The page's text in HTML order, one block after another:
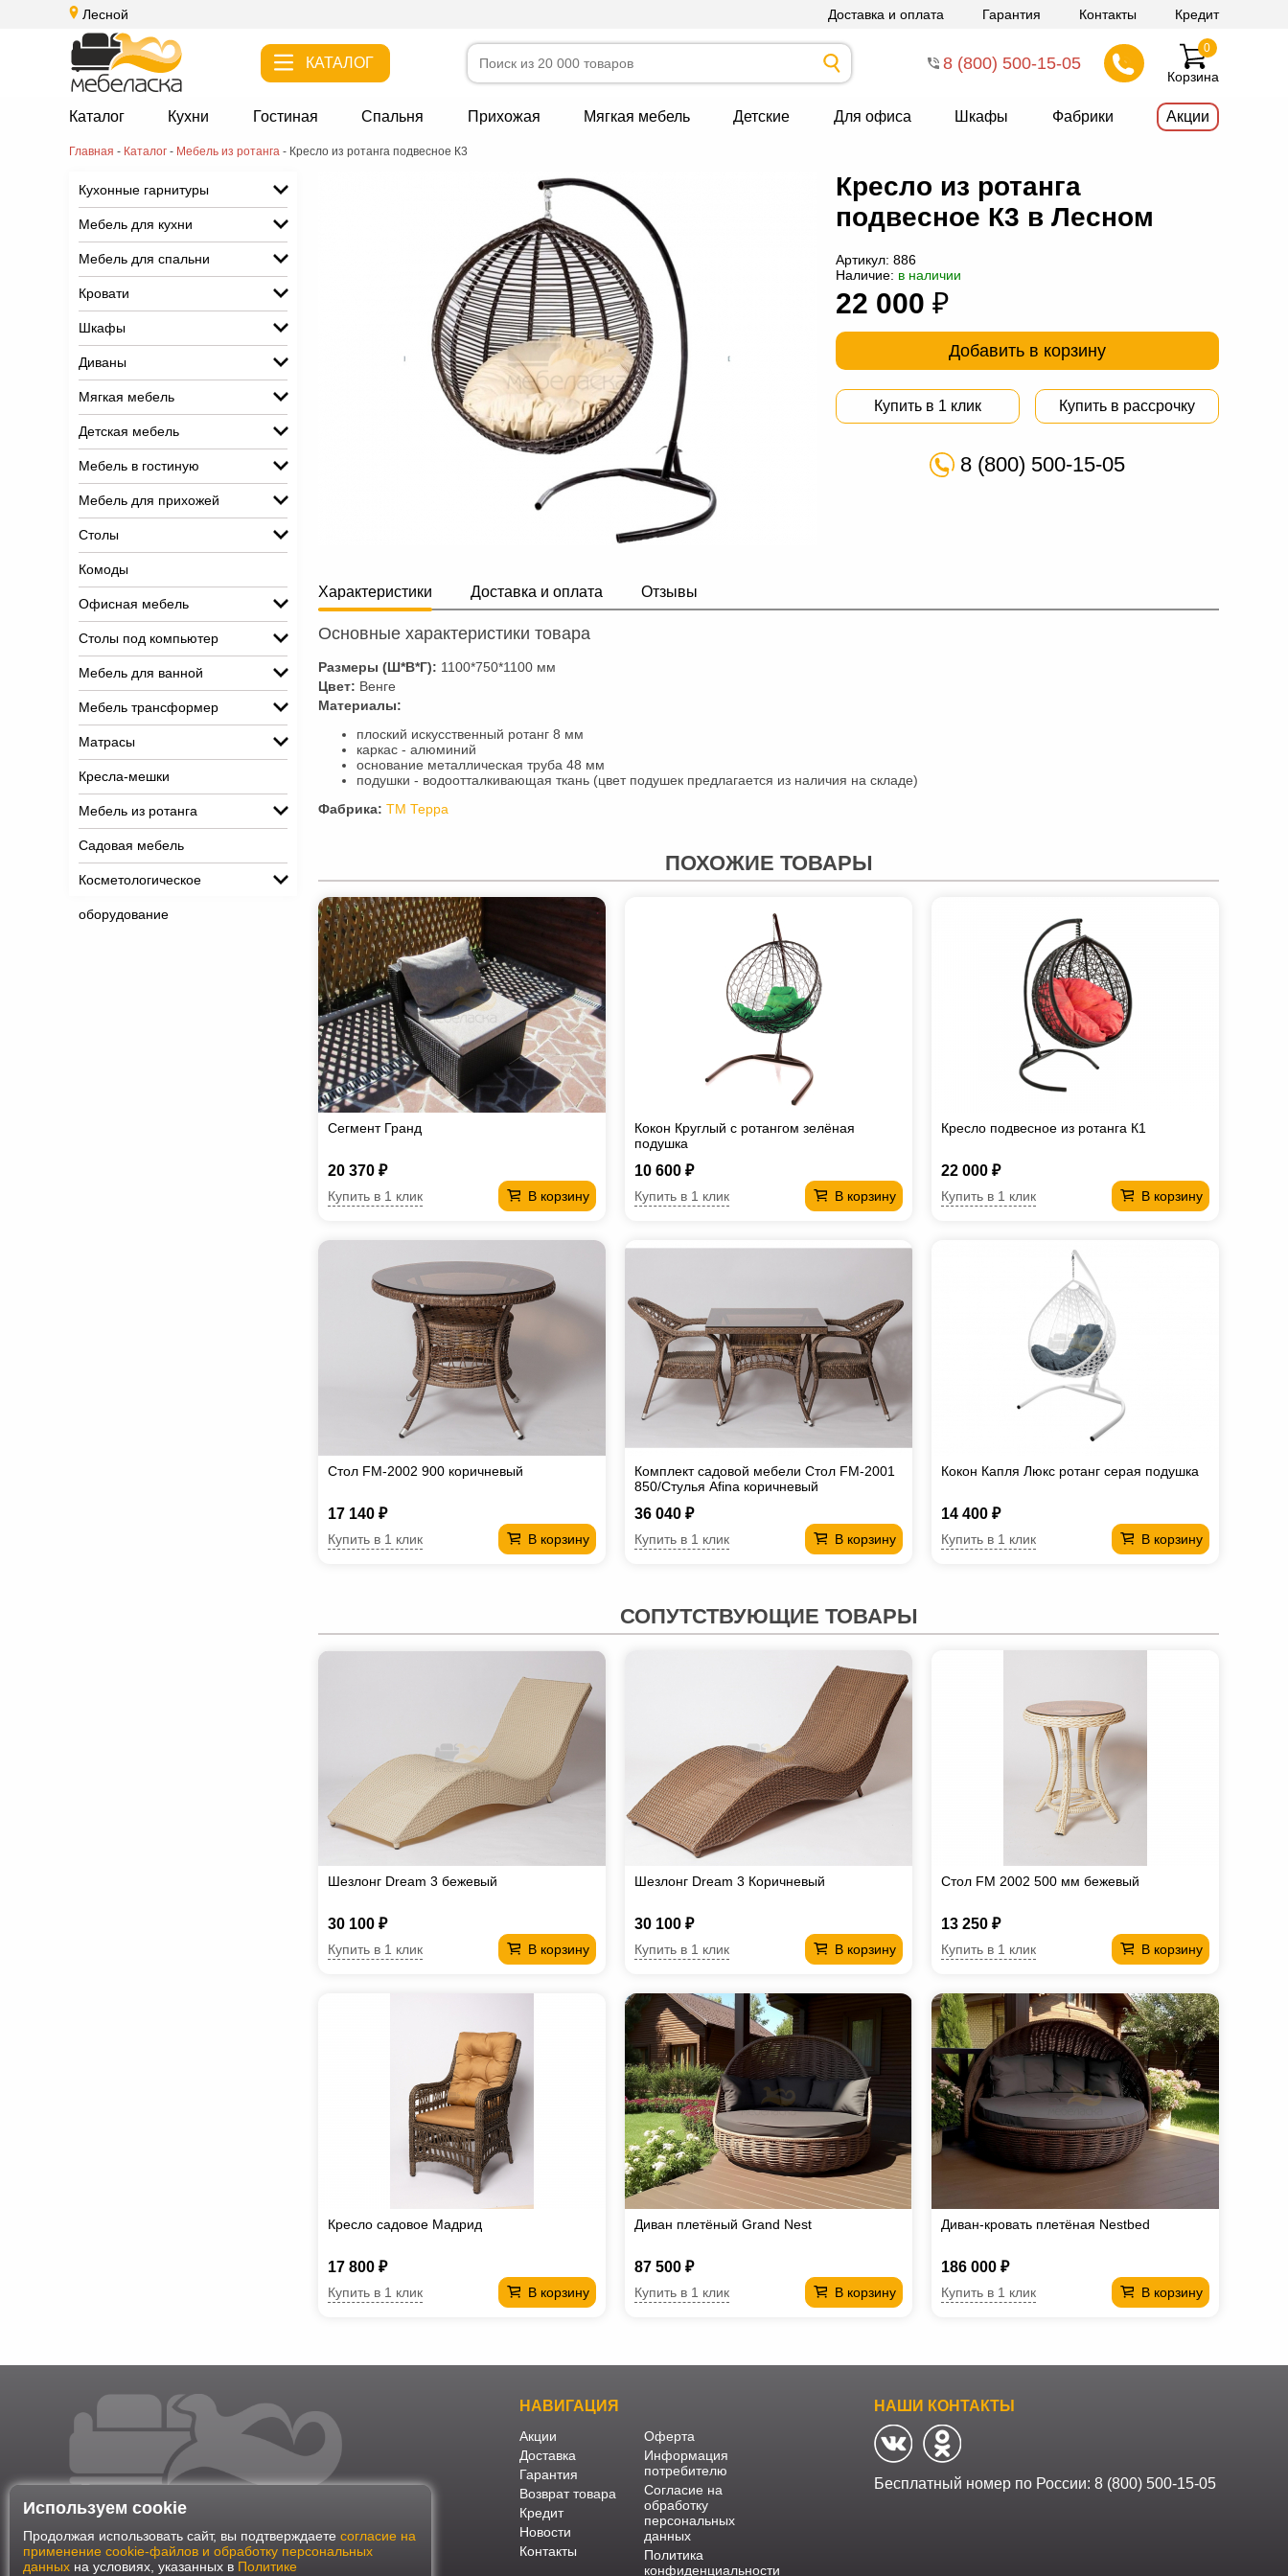
Лесной Доставка и оплата Гарантия Контакты Кредит
КАТАЛОГ 8 (800) 500-15-05
Корзина
0
Каталог Кухни Гостиная Спальня Прихожая Мягкая мебель Детские Для офиса Шкафы Фабрики Акции
Главная - Каталог - Мебель из ротанга - Кресло из ротанга подвесное К3
Кухонные гарнитуры
Мебель для кухни
Мебель для спальни
Кровати
Шкафы
Диваны
Мягкая мебель
Детская мебель
Мебель в гостиную
Мебель для прихожей
Столы
Комоды
Офисная мебель
Столы под компьютер
Мебель для ванной
Мебель трансформер
Матрасы
Кресла-мешки
Мебель из ротанга
Садовая мебель
Косметологическое
оборудование
Кресло из ротанга
подвесное К3 в Лесном
Артикул: 886
Наличие: в наличии
22 000 ₽
Добавить в корзину
Купить в 1 клик Купить в рассрочку
8 (800) 500-15-05
Характеристики Доставка и оплата Отзывы
Основные характеристики товара
Размеры (Ш*В*Г): 1100*750*1100 мм
Цвет: Венге
Материалы:
плоский искусственный ротанг 8 мм
каркас - алюминий
основание металлическая труба 48 мм
подушки - водоотталкивающая ткань (цвет подушек предлагается из наличия на складе)
Фабрика: ТМ Терра
ПОХОЖИЕ ТОВАРЫ
Сегмент Гранд
20 370 ₽
В корзину
Купить в 1 клик
Кокон Круглый с ротангом зелёная
подушка
10 600 ₽
В корзину
Купить в 1 клик
Кресло подвесное из ротанга К1
22 000 ₽
В корзину
Купить в 1 клик
Стол FM-2002 900 коричневый
17 140 ₽
В корзину
Купить в 1 клик
Комплект садовой мебели Стол FM-2001
850/Стулья Afina коричневый
36 040 ₽
В корзину
Купить в 1 клик
Кокон Капля Люкс ротанг серая подушка
14 400 ₽
В корзину
Купить в 1 клик
СОПУТСТВУЮЩИЕ ТОВАРЫ
Шезлонг Dream 3 бежевый
30 100 ₽
В корзину
Купить в 1 клик
Шезлонг Dream 3 Коричневый
30 100 ₽
В корзину
Купить в 1 клик
Стол FM 2002 500 мм бежевый
13 250 ₽
В корзину
Купить в 1 клик
Кресло садовое Мадрид
17 800 ₽
В корзину
Купить в 1 клик
Диван плетёный Grand Nest
87 500 ₽
В корзину
Купить в 1 клик
Диван-кровать плетёная Nestbed
186 000 ₽
В корзину
Купить в 1 клик
НАВИГАЦИЯ
Акции
Доставка
Гарантия
Возврат товара
Кредит
Новости
Контакты
Оферта
Информация
потребителю
Согласие на
обработку
персональных
данных
Политика
конфиденциальности
НАШИ КОНТАКТЫ
Бесплатный номер по России: 8 (800) 500-15-05
Используем cookie
Продолжая использовать сайт, вы подтверждаете согласие на
применение cookie-файлов и обработку персональных
данных на условиях, указанных в Политике